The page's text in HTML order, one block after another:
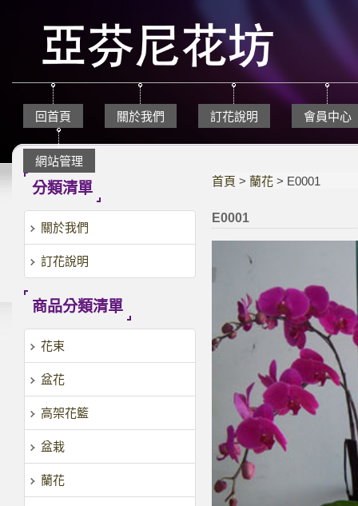
回首頁 關於我們 訂花說明 會員中心
網站管理
分類清單
關於我們
訂花說明
商品分類清單
花束
盆花
高架花籃
盆栽
蘭花
首頁 > 蘭花 > E0001
E0001